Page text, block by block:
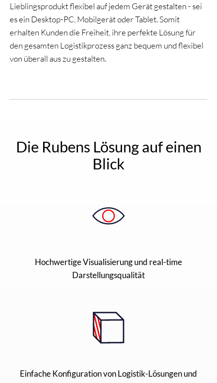
Lieblingsprodukt flexibel auf jedem Gerät gestalten - sei
es ein Desktop-PC, Mobilgerät oder Tablet. Somit
erhalten Kunden die Freiheit, ihre perfekte Lösung für
den gesamten Logistikprozess ganz bequem und flexibel
von überall aus zu gestalten.
Die Rubens Lösung auf einen
Blick
Hochwertige Visualisierung und real-time
Darstellungsqualität
Einfache Konfiguration von Logistik-Lösungen und